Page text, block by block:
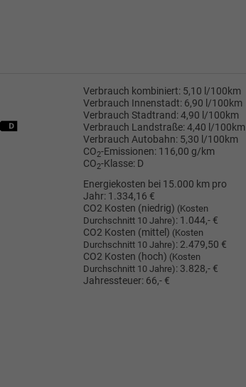
Verbrauch kombiniert: 5,10 l/100km
Verbrauch Innenstadt: 6,90 l/100km
Verbrauch Stadtrand:4,90 l/100km
Verbrauch Landstraße:4,40 l/100km
Verbrauch Autobahn: 5,30 l/100km
CO2-Emissionen: 116,00 g/km
CO2-Klasse: D
Energiekosten bei 15.000 km pro
Jahr: 1.334,16 €
CO2 Kosten (niedrig) (Kosten
Durchschnitt 10 Jahre): 1.044,- €
CO2 Kosten (mittel) (Kosten
Durchschnitt 10 Jahre): 2.479,50 €
CO2 Kosten (hoch) (Kosten
Durchschnitt 10 Jahre): 3.828,- €
Jahressteuer: 66,- €